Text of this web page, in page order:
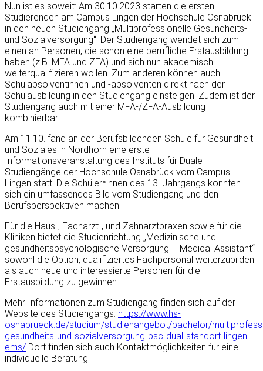
Nun ist es soweit: Am 30.10.2023 starten die ersten
Studierenden am Campus Lingen der Hochschule Osnabrück
in den neuen Studiengang „Multiprofessionelle Gesundheits-
und Sozialversorgung“. Der Studiengang wendet sich zum
einen an Personen, die schon eine berufliche Erstausbildung
haben (z.B. MFA und ZFA) und sich nun akademisch
weiterqualifizieren wollen. Zum anderen können auch
Schulabsolventinnen und -absolventen direkt nach der
Schulausbildung in den Studiengang einsteigen. Zudem ist der
Studiengang auch mit einer MFA-/ZFA-Ausbildung
kombinierbar.
Am 11.10. fand an der Berufsbildenden Schule für Gesundheit
und Soziales in Nordhorn eine erste
Informationsveranstaltung des Instituts für Duale
Studiengänge der Hochschule Osnabrück vom Campus
Lingen statt. Die Schüler*innen des 13. Jahrgangs konnten
sich ein umfassendes Bild vom Studiengang und den
Berufsperspektiven machen.
Für die Haus-, Facharzt-, und Zahnarztpraxen sowie für die
Kliniken bietet die Studienrichtung „Medizinische und
gesundheitspsychologische Versorgung – Medical Assistant“
sowohl die Option, qualifiziertes Fachpersonal weiterzubilden
als auch neue und interessierte Personen für die
Erstausbildung zu gewinnen.
Mehr Informationen zum Studiengang finden sich auf der
Website des Studiengangs: https://www.hs-
osnabrueck.de/studium/studienangebot/bachelor/
gesundheits-und-sozialversorgung-bsc-dual-standort-lingen-
ems/ Dort finden sich auch Kontaktmöglichkeiten für eine
individuelle Beratung.